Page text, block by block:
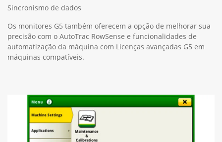
Sincronismo de dados
Os monitores G5 também oferecem a opção de melhorar sua
precisão com o AutoTrac RowSense e funcionalidades de
automatização da máquina com Licenças avançadas G5 em
máquinas compatíveis.